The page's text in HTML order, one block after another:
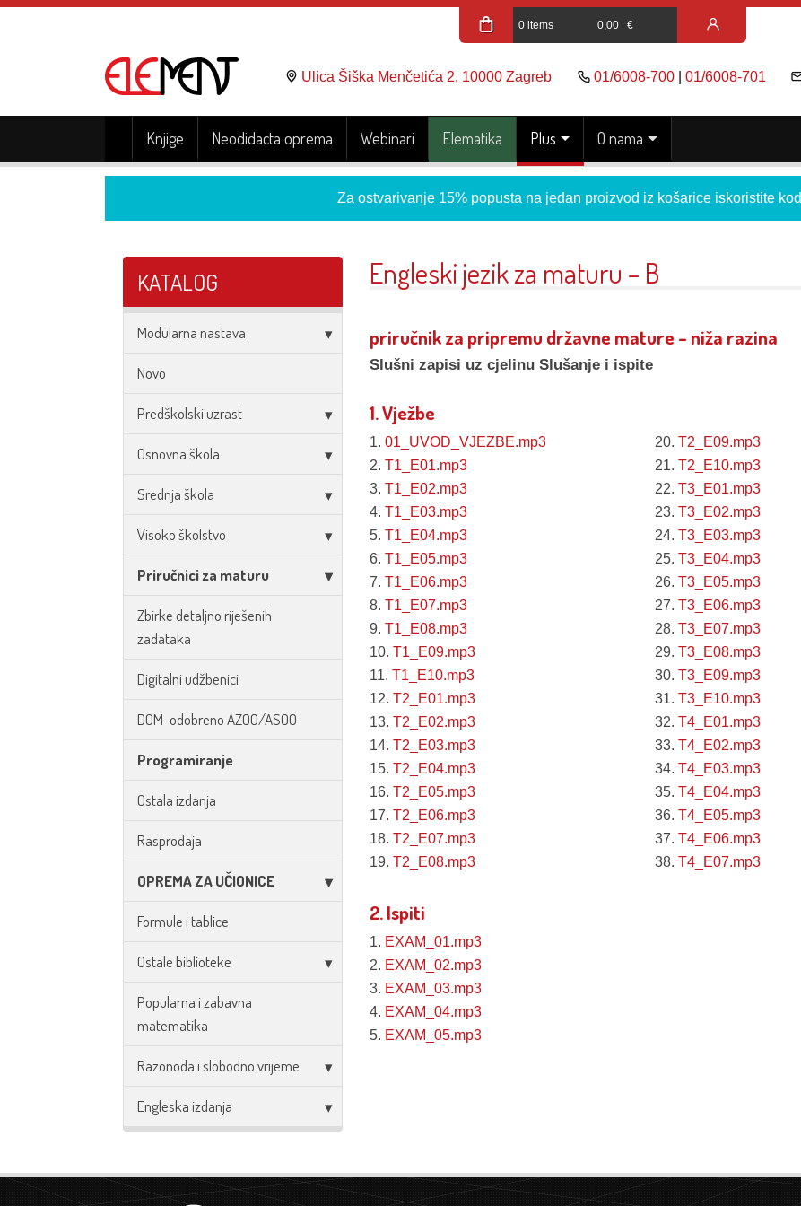
0 items 0,00 €
Ulica Šiška Menčetića 2, 10000 Zagreb 01/6008-700| 01/6008-701
Knjige Neodidacta oprema Webinari Elematika Plus O nama
Za ostvarivanje 15% popusta na jedan proizvod iz košarice iskoristite kod
KATALOG
Modularna nastava
Novo
Predškolski uzrast
Osnovna škola
Srednja škola
Visoko školstvo
Priručnici za maturu
Zbirke detaljno riješenih
zadataka
Digitalni udžbenici
DOM-odobreno AZOO/ASOO
Programiranje
Ostala izdanja
Rasprodaja
OPREMA ZA UČIONICE
Formule i tablice
Ostale biblioteke
Popularna i zabavna
matematika
Razonoda i slobodno vrijeme
Engleska izdanja
Engleski jezik za maturu – B
priručnik za pripremu državne mature – niža razina
Slušni zapisi uz cjelinu Slušanje i ispite
1. Vježbe
1. 01_UVOD_VJEZBE.mp3
2. T1_E01.mp3
3. T1_E02.mp3
4. T1_E03.mp3
5. T1_E04.mp3
6. T1_E05.mp3
7. T1_E06.mp3
8. T1_E07.mp3
9. T1_E08.mp3
10. T1_E09.mp3
11. T1_E10.mp3
12. T2_E01.mp3
13. T2_E02.mp3
14. T2_E03.mp3
15. T2_E04.mp3
16. T2_E05.mp3
17. T2_E06.mp3
18. T2_E07.mp3
19. T2_E08.mp3
20. T2_E09.mp3
21. T2_E10.mp3
22. T3_E01.mp3
23. T3_E02.mp3
24. T3_E03.mp3
25. T3_E04.mp3
26. T3_E05.mp3
27. T3_E06.mp3
28. T3_E07.mp3
29. T3_E08.mp3
30. T3_E09.mp3
31. T3_E10.mp3
32. T4_E01.mp3
33. T4_E02.mp3
34. T4_E03.mp3
35. T4_E04.mp3
36. T4_E05.mp3
37. T4_E06.mp3
38. T4_E07.mp3
2. Ispiti
1. EXAM_01.mp3
2. EXAM_02.mp3
3. EXAM_03.mp3
4. EXAM_04.mp3
5. EXAM_05.mp3